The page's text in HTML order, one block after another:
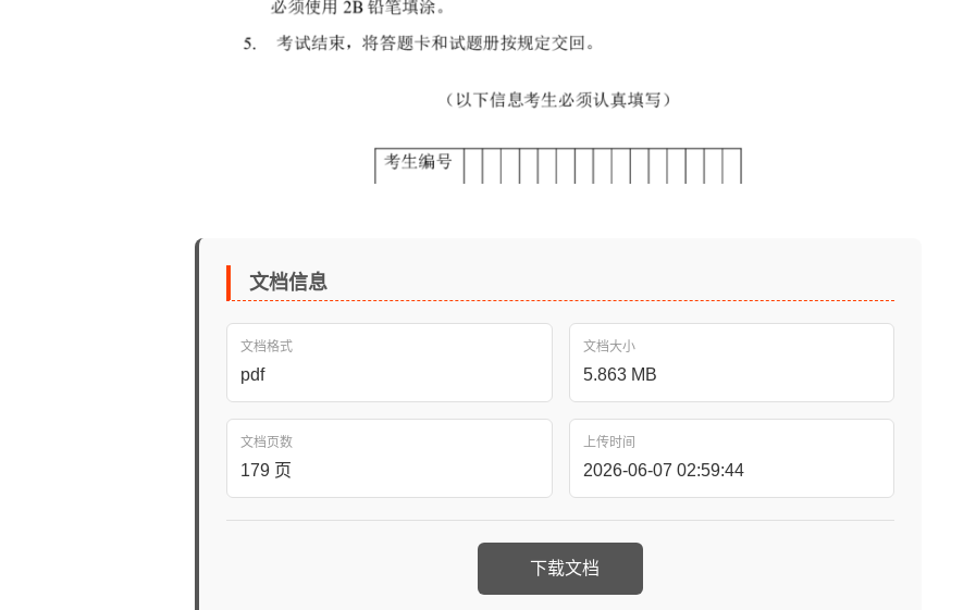
文档信息
文档格式
pdf
文档大小
5.863 MB
文档页数
179 页
上传时间
2026-06-07 02:59:44
下载文档